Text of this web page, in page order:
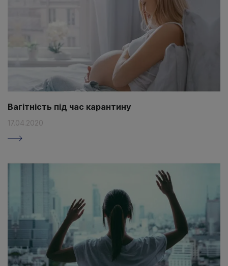
Вагітність під час карантину
17.04.2020